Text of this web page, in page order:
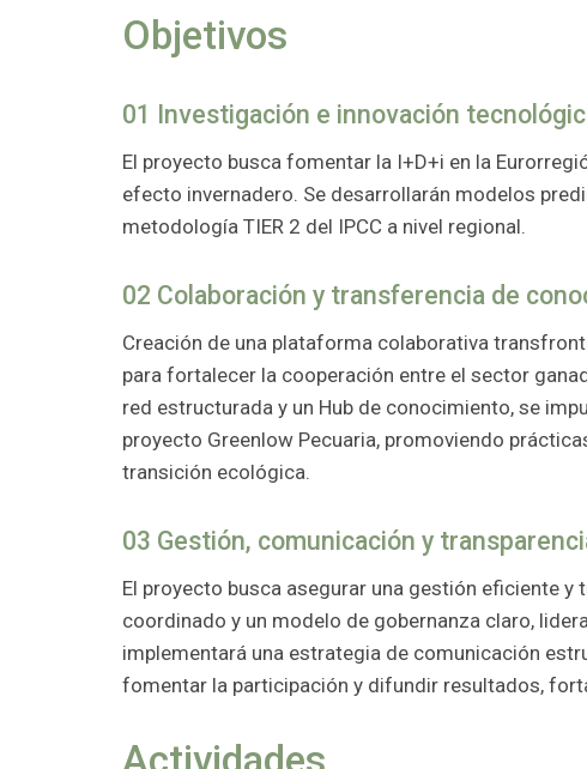
Objetivos
01 Investigación e innovación
El proyecto busca fomentar la I+D+i en la
efecto invernadero. Se desarrollarán modelos
metodología TIER 2 del IPCC a nivel regional.
02 Colaboración y transferencia de
Creación de una plataforma colaborativa
para fortalecer la cooperación entre el sector
red estructurada y un Hub de conocimiento, se
proyecto Greenlow Pecuaria, promoviendo
transición ecológica.
03 Gestión, comunicación y
El proyecto busca asegurar una gestión eficiente y
coordinado y un modelo de gobernanza claro,
implementará una estrategia de comunicación
fomentar la participación y difundir resultados,